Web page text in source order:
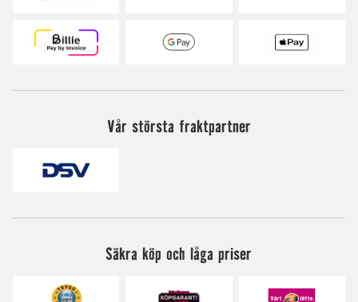
Vår största fraktpartner
Säkra köp och låga priser